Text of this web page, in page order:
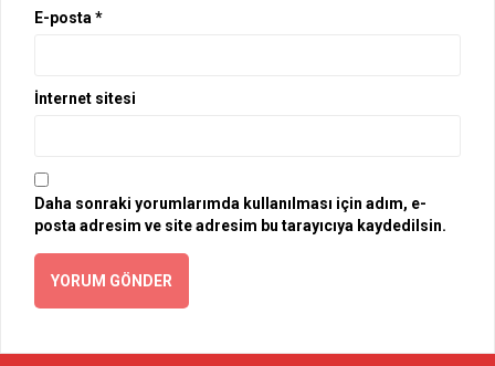
E-posta *
İnternet sitesi
Daha sonraki yorumlarımda kullanılması için adım, e-
posta adresim ve site adresim bu tarayıcıya kaydedilsin.